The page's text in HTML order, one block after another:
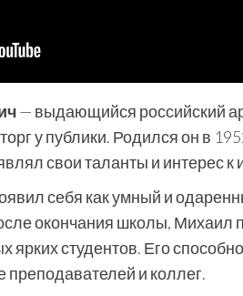
— выдающийся российский
у публики. Родился он в
свои таланты и интерес к
себя как умный и
окончания школы, Михаил
ярких студентов. Его
и коллег.